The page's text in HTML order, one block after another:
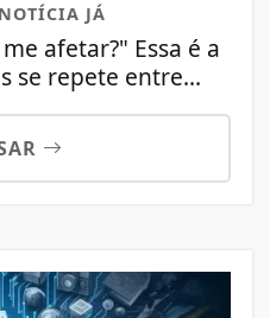
JÁ
afetar?" Essa é a
se repete entre...